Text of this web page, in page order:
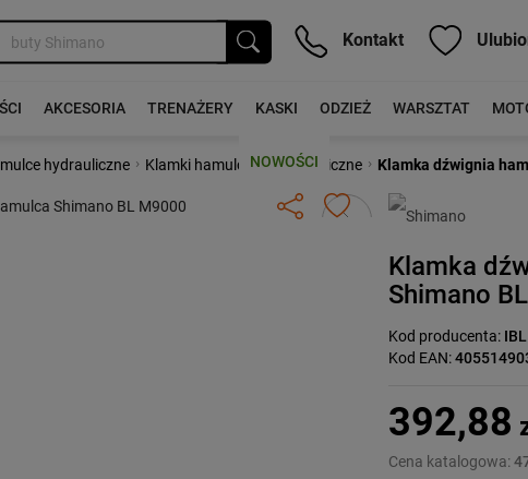
Kontakt
AKCESORIA TRENAŻERY KASKI ODZIEŻ WARSZTAT
NOWOŚCI
hydrauliczne › Klamki hamulcowe hydrauliczne › Klamka dźwignia
Następny
Klamka
Shimano
Kod producenta:
Kod EAN:
392,88
Cena katalogowa: